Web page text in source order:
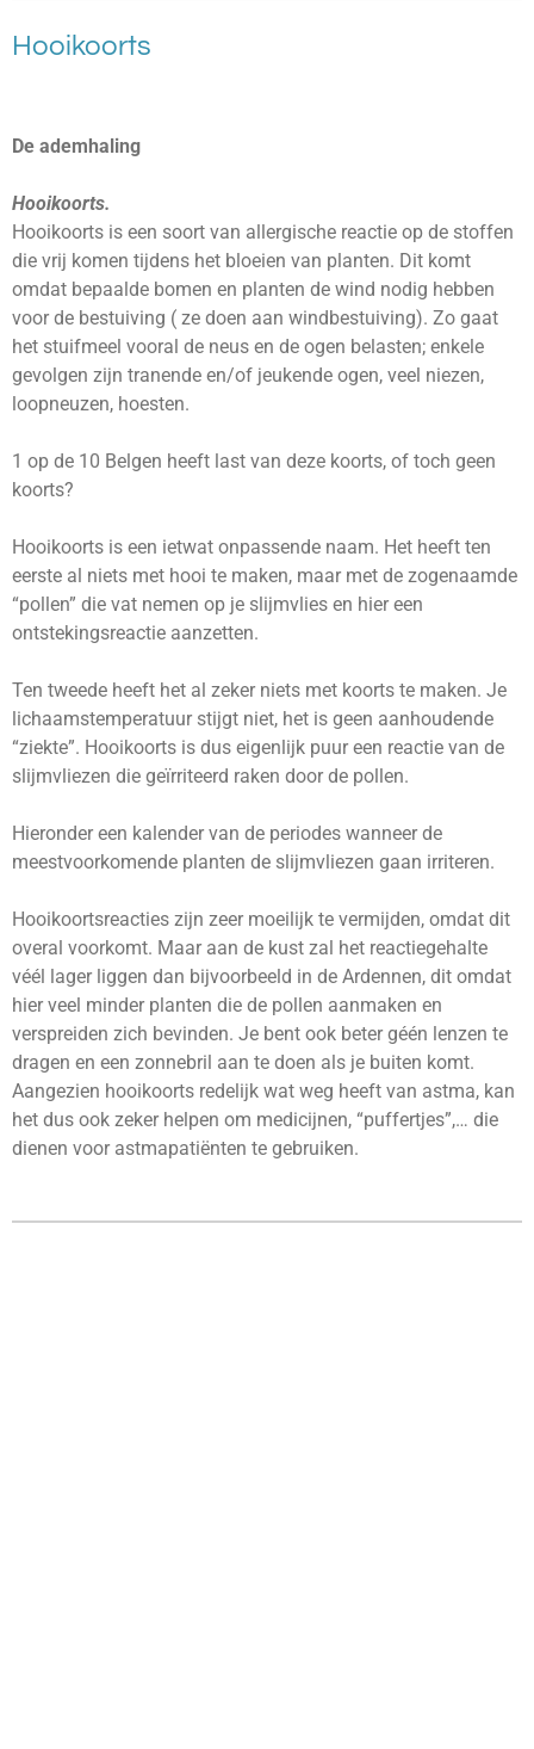
Hooikoorts
De ademhaling
Hooikoorts.
Hooikoorts is een soort van allergische reactie op de stoffen
die vrij komen tijdens het bloeien van planten. Dit komt
omdat bepaalde bomen en planten de wind nodig hebben
voor de bestuiving ( ze doen aan windbestuiving). Zo gaat
het stuifmeel vooral de neus en de ogen belasten; enkele
gevolgen zijn tranende en/of jeukende ogen, veel niezen,
loopneuzen, hoesten.
1 op de 10 Belgen heeft last van deze koorts, of toch geen
koorts?
Hooikoorts is een ietwat onpassende naam. Het heeft ten
eerste al niets met hooi te maken, maar met de zogenaamde
“pollen” die vat nemen op je slijmvlies en hier een
ontstekingsreactie aanzetten.
Ten tweede heeft het al zeker niets met koorts te maken. Je
lichaamstemperatuur stijgt niet, het is geen aanhoudende
“ziekte”. Hooikoorts is dus eigenlijk puur een reactie van de
slijmvliezen die geïrriteerd raken door de pollen.
Hieronder een kalender van de periodes wanneer de
meestvoorkomende planten de slijmvliezen gaan irriteren.
Hooikoortsreacties zijn zeer moeilijk te vermijden, omdat dit
overal voorkomt. Maar aan de kust zal het reactiegehalte
véél lager liggen dan bijvoorbeeld in de Ardennen, dit omdat
hier veel minder planten die de pollen aanmaken en
verspreiden zich bevinden. Je bent ook beter géén lenzen te
dragen en een zonnebril aan te doen als je buiten komt.
Aangezien hooikoorts redelijk wat weg heeft van astma, kan
het dus ook zeker helpen om medicijnen, “puffertjes”,… die
dienen voor astmapatiënten te gebruiken.